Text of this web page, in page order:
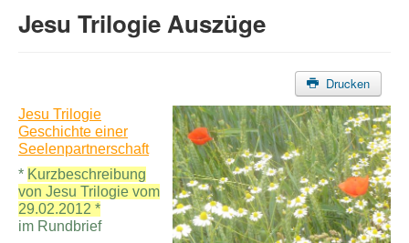
Jesu Trilogie Auszüge
Drucken
Jesu Trilogie
Geschichte einer
Seelenpartnerschaft
* Kurzbeschreibung
von Jesu Trilogie vom
29.02.2012 *
im Rundbrief